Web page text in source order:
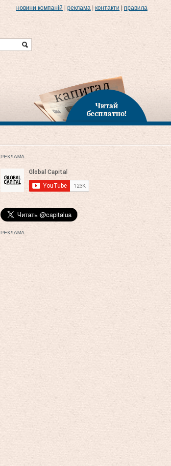
новини компаній реклама контакти правила
Читай
бесплатно!
РЕКЛАМА
РЕКЛАМА